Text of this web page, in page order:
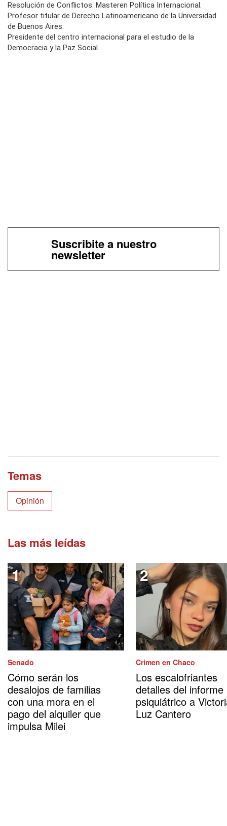
Resolución de Conflictos. Masteren Política Internacional.
Profesor titular de Derecho Latinoamericano de la Universidad
de Buenos Aires.
Presidente del centro internacional para el estudio de la
Democracia y la Paz Social.
Suscribite a nuestro
newsletter
Temas
Opinión
Las más leídas
Senado
Cómo serán los
desalojos de familias
con una mora en el
pago del alquiler que
impulsa Milei
Crimen en Chaco
Los escalofriantes
detalles del informe
psiquiátrico a
Luz Cantero